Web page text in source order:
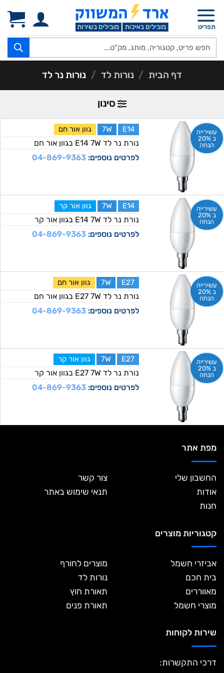
content
תפריט
Products
search
דף הבית / נורות לד / נורות נר לד
סינון
עשירייה
ב 20%
הנחה
E14
7W גוון אור חם
נורת נר לד E14 7W בגוון אור חם
לפרטים נוספים:04-869-9363
עשירייה
ב 20%
הנחה
E14
7W גוון אור קר
נורת נר לד E14 7W בגוון אור קר
לפרטים נוספים:04-869-9363
עשירייה
ב 20%
הנחה
E27
7W גוון אור חם
נורת נר לד E27 7W בגוון אור חם
לפרטים נוספים:04-869-9363
עשירייה
ב 20%
הנחה
E27
7W גוון אור קר
נורת נר לד E27 7W בגוון אור קר
לפרטים נוספים:04-869-9363
מפת אתר
החשבון שלי
אודות
חנות
צור קשר
תנאי שימוש באתר
קטגוריות מוצרים
אביזרי חשמל
בית חכם
מאווררים
מוצרי חשמל
מוצרים לחורף
נורות לד
תאורת חוץ
תאורת פנים
שירות לקוחות
דרכי התקשרות: